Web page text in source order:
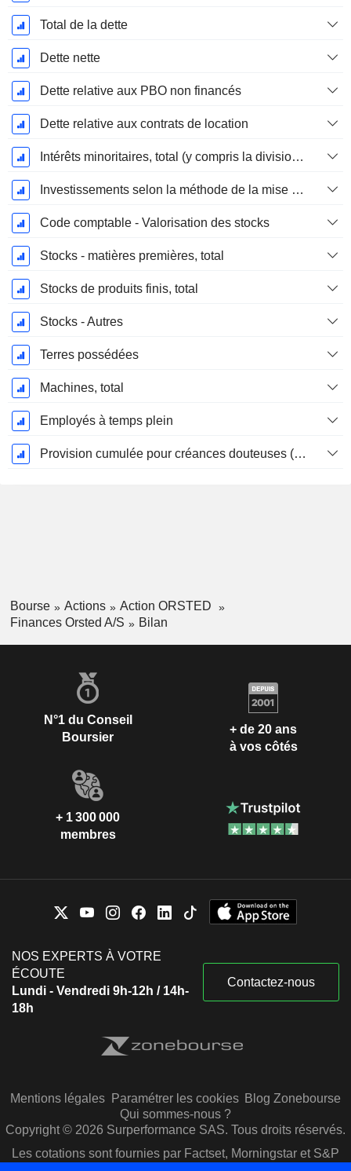
Total de la dette
Dette nette
Dette relative aux PBO non financés
Dette relative aux contrats de location
Intérêts minoritaires, total (y compris la division financière)
Investissements selon la méthode de la mise en équivalence, total
Code comptable - Valorisation des stocks
Stocks - matières premières, total
Stocks de produits finis, total
Stocks - Autres
Terres possédées
Machines, total
Employés à temps plein
Provision cumulée pour créances douteuses (Supple)
Bourse Actions
Action ORSTED
Finances Orsted A/S
Bilan
N°1 du Conseil
Boursier
+ de 20 ans
à vos côtés
+ 1 300 000
membres
NOS EXPERTS À VOTRE
ÉCOUTE
Lundi - Vendredi 9h-12h / 14h-
18h
Contactez-nous
Mentions légales Paramétrer les cookies Blog Zonebourse
Qui sommes-nous ?
Copyright © 2026 Surperformance SAS. Tous droits réservés.
Les cotations sont fournies par Factset, Morningstar et S&P